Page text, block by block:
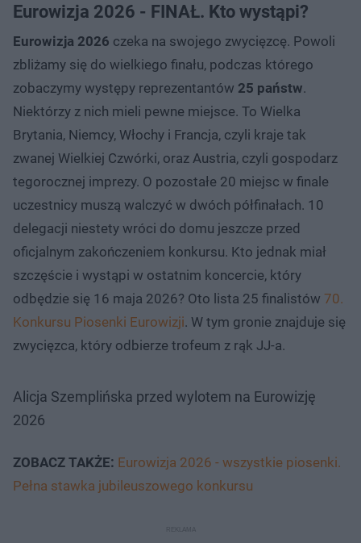
Eurowizja 2026 - FINAŁ. Kto wystąpi?
Eurowizja 2026 czeka na swojego zwycięzcę. Powoli
zbliżamy się do wielkiego finału, podczas którego
zobaczymy występy reprezentantów 25 państw.
Niektórzy z nich mieli pewne miejsce. To Wielka
Brytania, Niemcy, Włochy i Francja, czyli kraje tak
zwanej Wielkiej Czwórki, oraz Austria, czyli gospodarz
tegorocznej imprezy. O pozostałe 20 miejsc w finale
uczestnicy muszą walczyć w dwóch półfinałach. 10
delegacji niestety wróci do domu jeszcze przed
oficjalnym zakończeniem konkursu. Kto jednak miał
szczęście i wystąpi w ostatnim koncercie, który
odbędzie się 16 maja 2026? Oto lista 25 finalistów 70.
Konkursu Piosenki Eurowizji. W tym gronie znajduje się
zwycięzca, który odbierze trofeum z rąk JJ-a.
Alicja Szemplińska przed wylotem na Eurowizję
2026
ZOBACZ TAKŻE: Eurowizja 2026 - wszystkie piosenki.
Pełna stawka jubileuszowego konkursu